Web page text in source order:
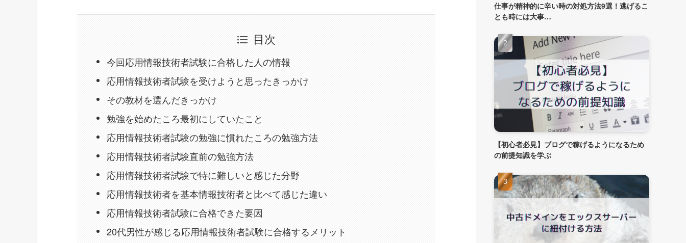
目次
今回応用情報技術者試験に合格した人の情報
応用情報技術者試験を受けようと思ったきっかけ
その教材を選んだきっかけ
勉強を始めたころ最初にしていたこと
応用情報技術者試験の勉強に慣れたころの勉強方法
応用情報技術者試験直前の勉強方法
応用情報技術者試験で特に難しいと感じた分野
応用情報技術者を基本情報技術者と比べて感じた違い
応用情報技術者試験に合格できた要因
20代男性が感じる応用情報技術者試験に合格するメリット
仕事が精神的に辛い時の対処方法9選！逃げるこ
とも時には大事…
【初心者必見】ブログで稼げるようになるため
の前提知識を学ぶ